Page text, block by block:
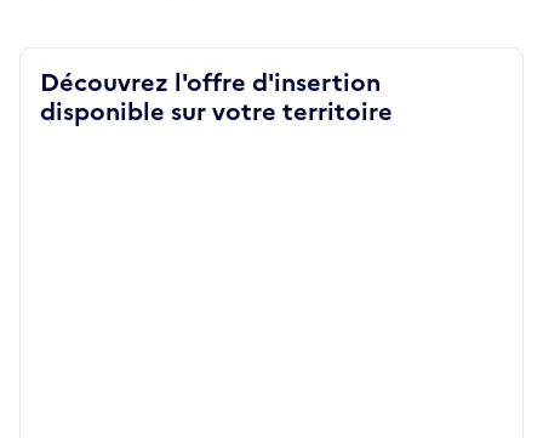
Découvrez l'offre d'insertion
disponible sur votre territoire